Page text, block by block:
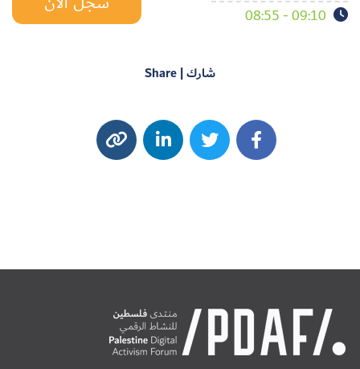
09:10 - 08:55
شارك | Share